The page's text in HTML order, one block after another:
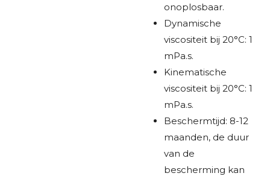
onoplosbaar.
Dynamische
viscositeit bij 20°C: 1
mPa.s.
Kinematische
viscositeit bij 20°C: 1
mPa.s.
Beschermtijd: 8-12
maanden, de duur
van de
bescherming kan